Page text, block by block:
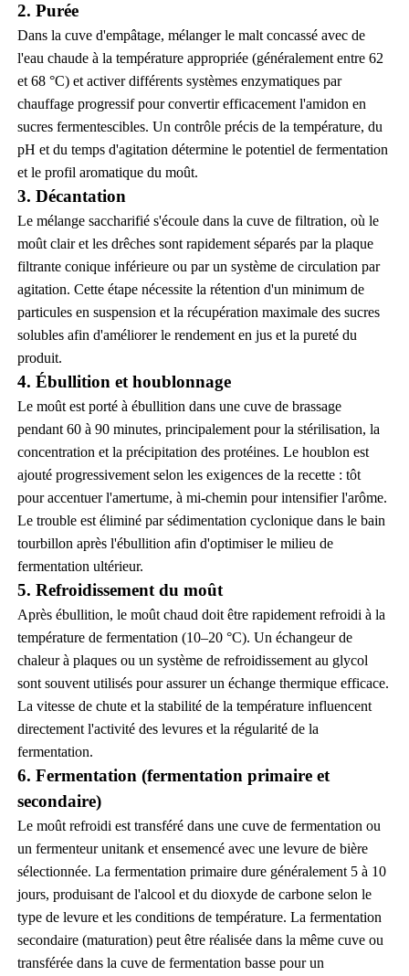
2. Purée
Dans la cuve d'empâtage, mélanger le malt concassé avec de
l'eau chaude à la température appropriée (généralement entre 62
et 68 °C) et activer différents systèmes enzymatiques par
chauffage progressif pour convertir efficacement l'amidon en
sucres fermentescibles. Un contrôle précis de la température, du
pH et du temps d'agitation détermine le potentiel de fermentation
et le profil aromatique du moût.
3. Décantation
Le mélange saccharifié s'écoule dans la cuve de filtration, où le
moût clair et les drêches sont rapidement séparés par la plaque
filtrante conique inférieure ou par un système de circulation par
agitation. Cette étape nécessite la rétention d'un minimum de
particules en suspension et la récupération maximale des sucres
solubles afin d'améliorer le rendement en jus et la pureté du
produit.
4. Ébullition et houblonnage
Le moût est porté à ébullition dans une cuve de brassage
pendant 60 à 90 minutes, principalement pour la stérilisation, la
concentration et la précipitation des protéines. Le houblon est
ajouté progressivement selon les exigences de la recette : tôt
pour accentuer l'amertume, à mi-chemin pour intensifier l'arôme.
Le trouble est éliminé par sédimentation cyclonique dans le bain
tourbillon après l'ébullition afin d'optimiser le milieu de
fermentation ultérieur.
5. Refroidissement du moût
Après ébullition, le moût chaud doit être rapidement refroidi à la
température de fermentation (10–20 °C). Un échangeur de
chaleur à plaques ou un système de refroidissement au glycol
sont souvent utilisés pour assurer un échange thermique efficace.
La vitesse de chute et la stabilité de la température influencent
directement l'activité des levures et la régularité de la
fermentation.
6. Fermentation (fermentation primaire et
secondaire)
Le moût refroidi est transféré dans une cuve de fermentation ou
un fermenteur unitank et ensemencé avec une levure de bière
sélectionnée. La fermentation primaire dure généralement 5 à 10
jours, produisant de l'alcool et du dioxyde de carbone selon le
type de levure et les conditions de température. La fermentation
secondaire (maturation) peut être réalisée dans la même cuve ou
transférée dans la cuve de fermentation basse pour un